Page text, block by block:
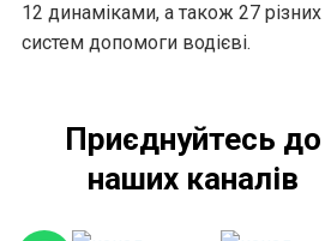
12 динаміками, а також 27 різних
систем допомоги водієві.
Приєднуйтесь до
наших каналів